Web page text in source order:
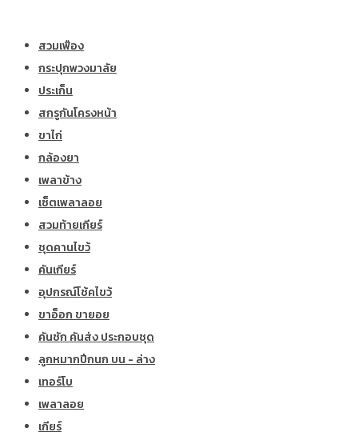
สวมเฟือง
กระปุกพวงมาลัย
ประเก็น
สกรูกันโครงหน้า
ขาไก่
กล้องยา
เพลาข้าง
เซ็ตเพลาลอย
สวมท้ายเกียร์
ชุดคานไขว้
คันเกียร์
อุปกรณ์โช้คไขว้
ขาอ็อก ขายอย
คันชัก คันส่ง ประกอบชุด
ลูกหมากปีกนก บน - ล่าง
เทอร์โบ
เพลาลอย
เกียร์